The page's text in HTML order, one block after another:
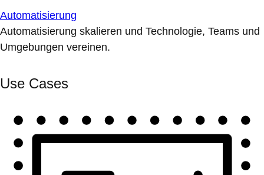
Automatisierung
Automatisierung skalieren und Technologie, Teams und
Umgebungen vereinen.
Use Cases